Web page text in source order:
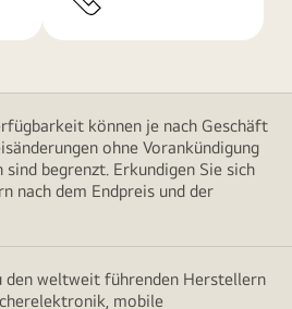
können je nach Geschäft
ohne Vorankündigung
begrenzt. Erkundigen Sie sich
nach dem Endpreis und der
den weltweit führenden Herstellern
mobile